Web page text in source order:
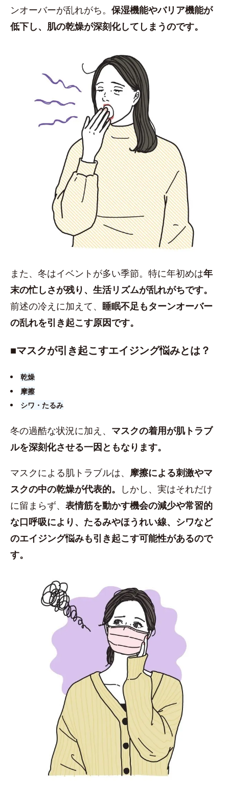
ンオーバーが乱れがち。 保湿機能やバリア機能が
低下し、肌の乾燥が深刻化してしまうのです。
また、冬はイベントが多い季節。特に年初めは年
末の忙しさが残り、生活リズムが乱れがちです。
前述の冷えに加えて、 睡眠不足もターンオーバー
の乱れを引き起こす原因です。
■​マスクが引き起こすエイジング悩みとは？
乾燥
摩擦
シワ・たるみ
冬の過酷な状況に加え、 マスクの着用が肌トラブ
ルを深刻化させる一因ともなります。
マスクによる肌トラブルは、 摩擦による刺激やマ
スクの中の乾燥が代表的。
しかし、実はそれだけ
に留まらず、 表情筋を動かす機会の減少や常習的
な口呼吸により、たるみやほうれい線、シワなど
のエイジング悩みも引き起こす可能性があるので
す。